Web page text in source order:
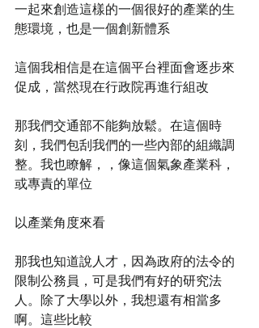
一起來創造這樣的一個很好的產業的生
態環境，也是一個創新體系
這個我相信是在這個平台裡面會逐步來
促成，當然現在行政院再進行組改
那我們交通部不能夠放鬆。在這個時
刻，我們包刮我們的一些內部的組織調
整。我也瞭解，，像這個氣象產業科，
或專責的單位
以產業角度來看
那我也知道說人才，因為政府的法令的
限制公務員，可是我們有好的研究法
人。除了大學以外，我想還有相當多
啊。這些比較